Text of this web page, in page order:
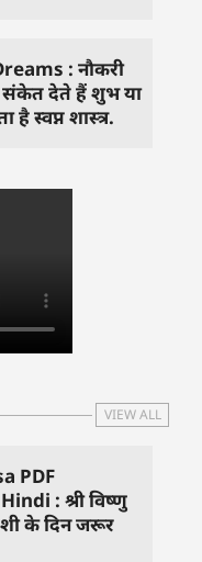
: नौकरी
देते हैं शुभ या
स्वप्न शास्त्र.
VIEW ALL
PDF
: श्री विष्णु
के दिन जरूर